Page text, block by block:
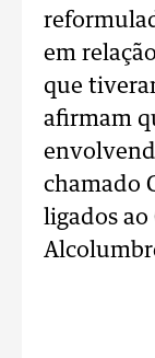
em
que
afirmam
chamado
ligados ao